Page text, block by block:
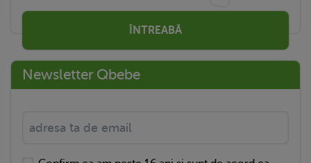
ÎNTREABĂ
Newsletter Qbebe